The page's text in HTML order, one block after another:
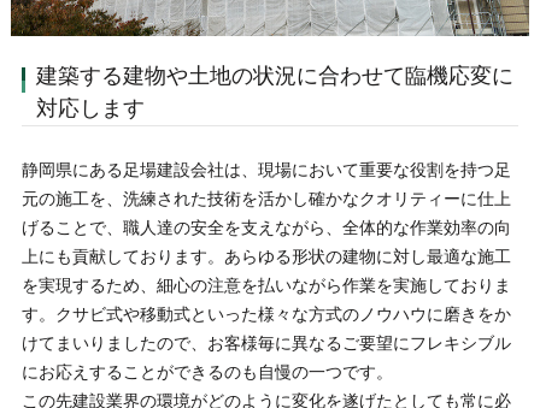
建築する建物や土地の状況に合わせて臨機応変に
対応します
静岡県にある足場建設会社は、現場において重要な役割を持つ足
元の施工を、洗練された技術を活かし確かなクオリティーに仕上
げることで、職人達の安全を支えながら、全体的な作業効率の向
上にも貢献しております。あらゆる形状の建物に対し最適な施工
を実現するため、細心の注意を払いながら作業を実施しておりま
す。クサビ式や移動式といった様々な方式のノウハウに磨きをか
けてまいりましたので、お客様毎に異なるご要望にフレキシブル
にお応えすることができるのも自慢の一つです。
この先建設業界の環境がどのように変化を遂げたとしても常に必